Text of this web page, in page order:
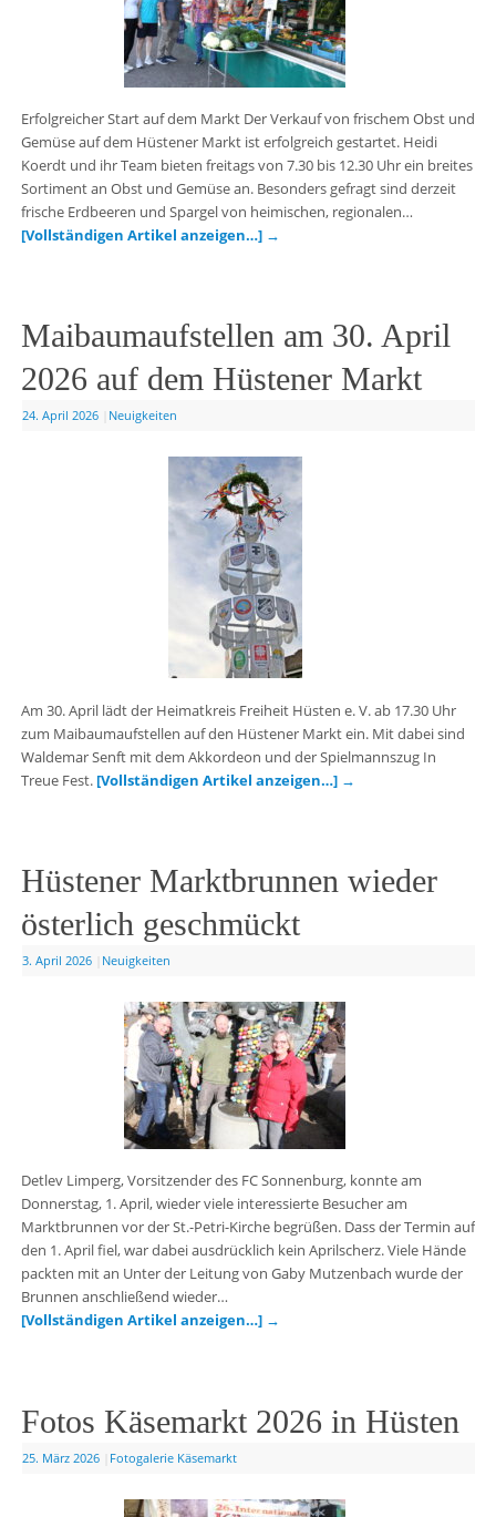
Erfolgreicher Start auf dem Markt Der Verkauf von frischem Obst und
Gemüse auf dem Hüstener Markt ist erfolgreich gestartet. Heidi
Koerdt und ihr Team bieten freitags von 7.30 bis 12.30 Uhr ein breites
Sortiment an Obst und Gemüse an. Besonders gefragt sind derzeit
frische Erdbeeren und Spargel von heimischen, regionalen…
[Vollständigen Artikel anzeigen…] →
Maibaumaufstellen am 30. April
2026 auf dem Hüstener Markt
24. April 2026 Neuigkeiten
Am 30. April lädt der Heimatkreis Freiheit Hüsten e. V. ab 17.30 Uhr
zum Maibaumaufstellen auf den Hüstener Markt ein. Mit dabei sind
Waldemar Senft mit dem Akkordeon und der Spielmannszug In
Treue Fest. [Vollständigen Artikel anzeigen…] →
Hüstener Marktbrunnen wieder
österlich geschmückt
3. April 2026 Neuigkeiten
Detlev Limperg, Vorsitzender des FC Sonnenburg, konnte am
Donnerstag, 1. April, wieder viele interessierte Besucher am
Marktbrunnen vor der St.-Petri-Kirche begrüßen. Dass der Termin auf
den 1. April fiel, war dabei ausdrücklich kein Aprilscherz. Viele Hände
packten mit an Unter der Leitung von Gaby Mutzenbach wurde der
Brunnen anschließend wieder…
[Vollständigen Artikel anzeigen…] →
Fotos Käsemarkt 2026 in Hüsten
25. März 2026 Fotogalerie Käsemarkt